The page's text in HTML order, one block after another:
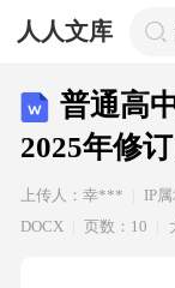
人人文库
普通高
2025年修订
上传人：幸*** IP
DOCX
页数：10